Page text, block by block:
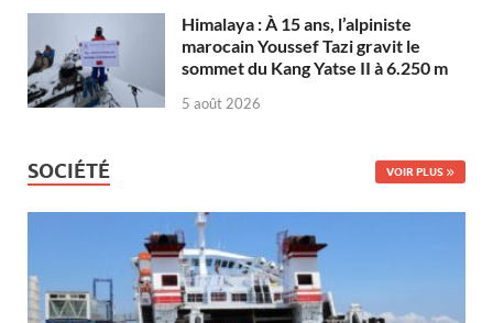
Himalaya : À 15 ans, l’alpiniste
marocain Youssef Tazi gravit le
sommet du Kang Yatse II à 6.250 m
5 août 2026
SOCIÉTÉ VOIR PLUS